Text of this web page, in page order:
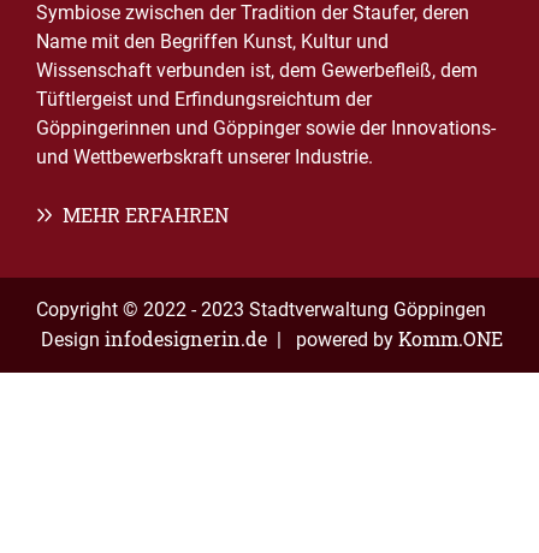
Symbiose zwischen der Tradition der Staufer, deren
Name mit den Begriffen Kunst, Kultur und
Wissenschaft verbunden ist, dem Gewerbefleiß, dem
Tüftlergeist und Erfindungsreichtum der
Göppingerinnen und Göppinger sowie der Innovations-
und Wettbewerbskraft unserer Industrie.
MEHR ERFAHREN
Copyright © 2022 - 2023 Stadtverwaltung Göppingen
Design infodesignerin.de | powered by Komm.ONE